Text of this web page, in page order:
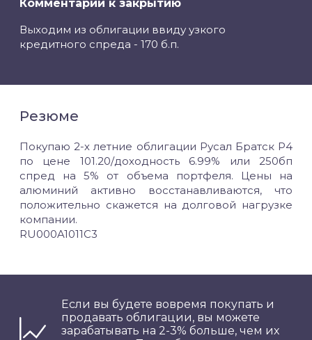
Комментарий к закрытию
Выходим из облигации ввиду узкого
кредитного спреда - 170 б.п.
Резюме
Покупаю 2-х летние облигации Русал Братск Р4
по цене 101.20/доходность 6.99% или 250бп
спред на 5% от объема портфеля. Цены на
алюминий активно восстанавливаются, что
положительно скажется на долговой нагрузке
компании.
RU000A1011C3
Если вы будете вовремя покупать и
продавать облигации, вы можете
зарабатывать на 2-3% больше, чем их